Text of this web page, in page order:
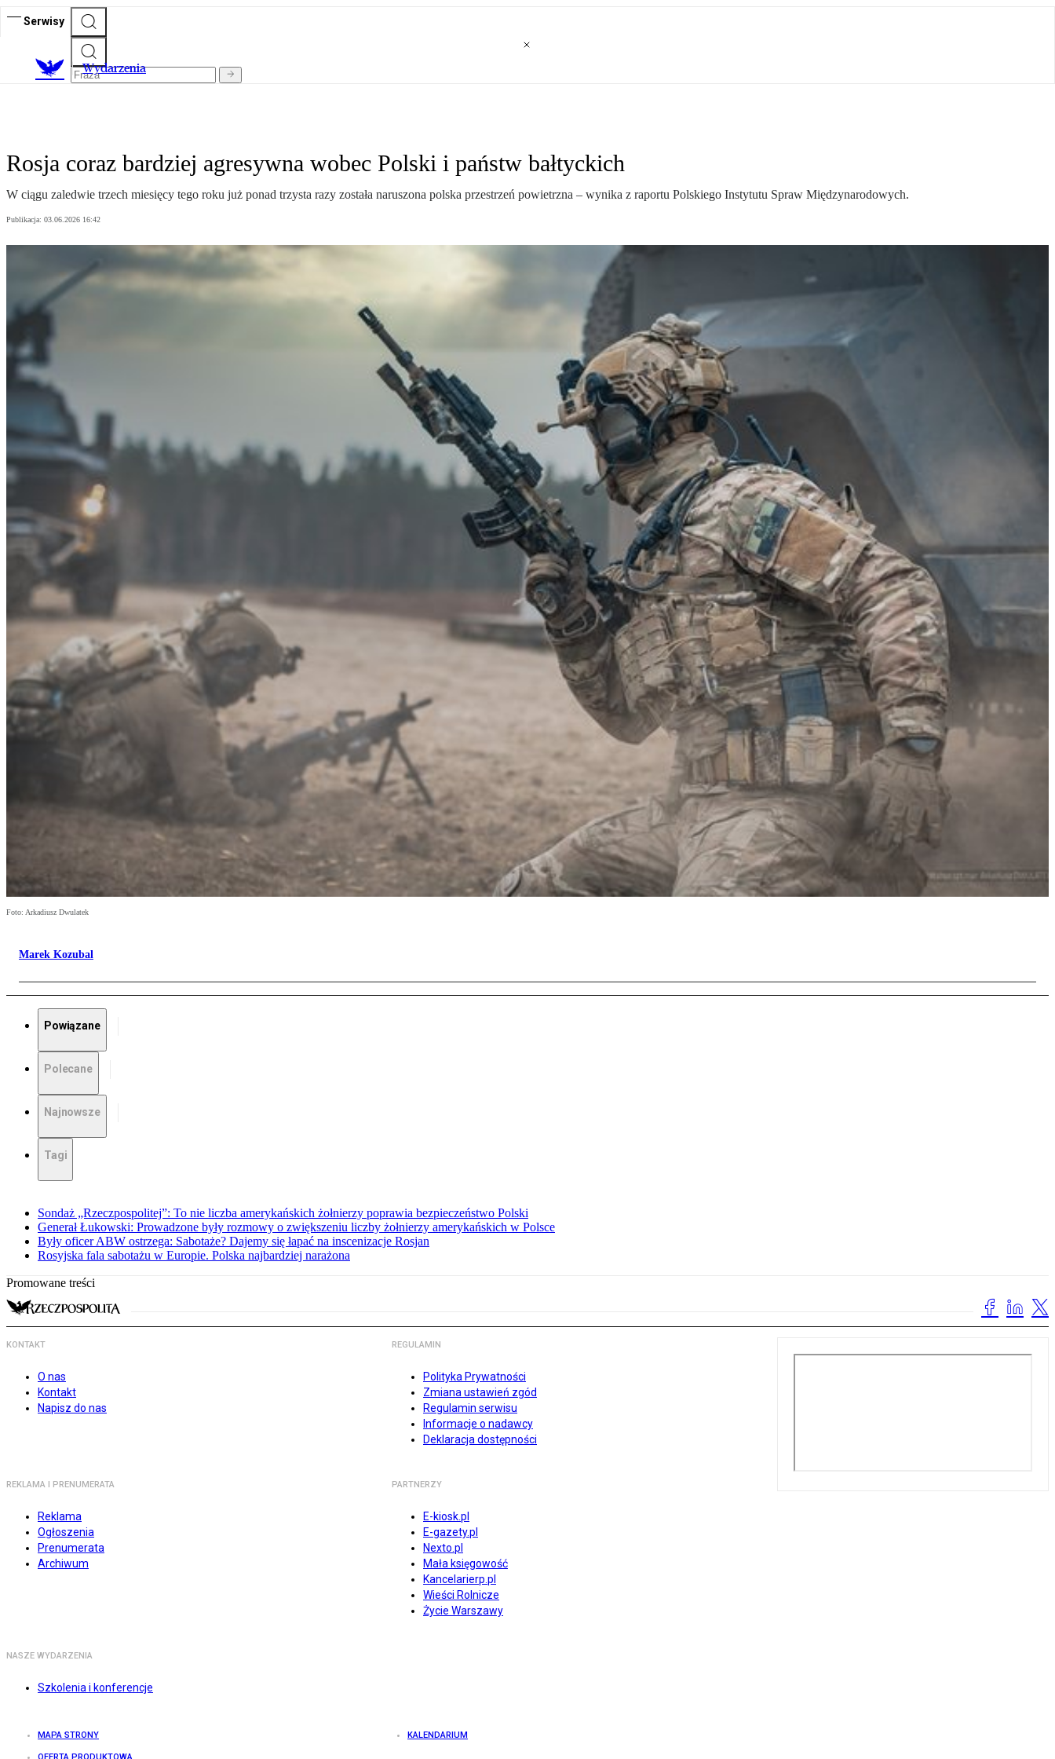
Serwisy
Wydarzenia
Rosja coraz bardziej agresywna wobec Polski i państw bałtyckich
W ciągu zaledwie trzech miesięcy tego roku już ponad trzysta razy została naruszona polska przestrzeń powietrzna – wynika z raportu Polskiego Instytutu Spraw Międzynarodowych.
Publikacja: 03.06.2026 16:42
Foto: Arkadiusz Dwulatek
Marek Kozubal
Powiązane
Polecane
Najnowsze
Tagi
Sondaż „Rzeczpospolitej”: To nie liczba amerykańskich żołnierzy poprawia bezpieczeństwo Polski
Generał Łukowski: Prowadzone były rozmowy o zwiększeniu liczby żołnierzy amerykańskich w Polsce
Były oficer ABW ostrzega: Sabotaże? Dajemy się łapać na inscenizacje Rosjan
Rosyjska fala sabotażu w Europie. Polska najbardziej narażona
Promowane treści
KONTAKT
O nas
Kontakt
Napisz do nas
REGULAMIN
Polityka Prywatności
Zmiana ustawień zgód
Regulamin serwisu
Informacje o nadawcy
Deklaracja dostępności
REKLAMA I PRENUMERATA
Reklama
Ogłoszenia
Prenumerata
Archiwum
PARTNERZY
E-kiosk.pl
E-gazety.pl
Nexto.pl
Mała księgowość
Kancelarierp.pl
Wieści Rolnicze
Życie Warszawy
NASZE WYDARZENIA
Szkolenia i konferencje
MAPA STRONY KALENDARIUM